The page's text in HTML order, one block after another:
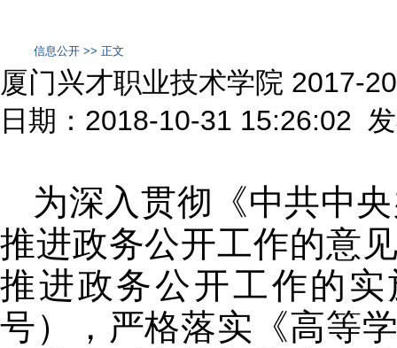
信息公开 >> 正文
厦门兴才职业技术学院 2017-
日期：2018-10-31 15:26:02
为深入贯彻《中共中
推进政务公开工作的意
推进政务公开工作的
号），严格落实《高等